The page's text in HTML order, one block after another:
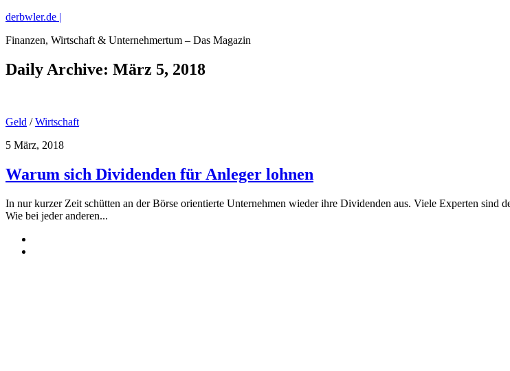
derbwler.de |
Finanzen, Wirtschaft & Unternehmertum – Das Magazin
Daily Archive: März 5, 2018
Geld /Wirtschaft
5 März, 2018
Warum sich Dividenden für Anleger lohnen
In nur kurzer Zeit schütten an der Börse orientierte Unternehmen wieder ihre Dividenden aus. Viele Experten sind
Wie bei jeder anderen...